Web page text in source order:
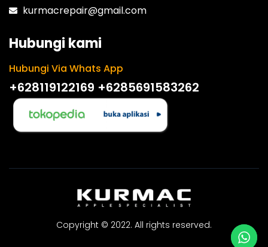
kurmacrepair@gmail.com
Hubungi kami
Hubungi Via Whats App
+628119122169 +6285691583262
Copyright © 2022. All rights reserved.